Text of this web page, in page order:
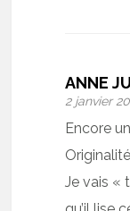
ANNE
2 janvier
Encore
Je vais «